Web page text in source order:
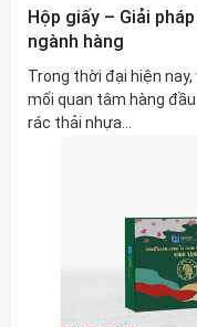
Hộp giấy – Giải
ngành hàng
Trong thời đại hiện
mối quan tâm hàng
rác thải nhựa...